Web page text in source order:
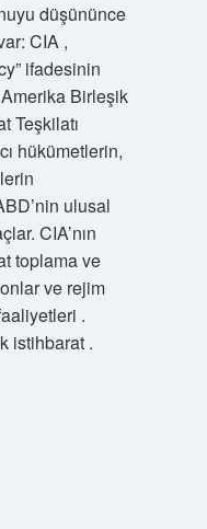
düşününce
CIA ,
ifadesinin
Amerika Birleşik
Teşkilatı
hükümetlerin,
ulusal
CIA’nın
toplama ve
ve rejim
.
istihbarat .